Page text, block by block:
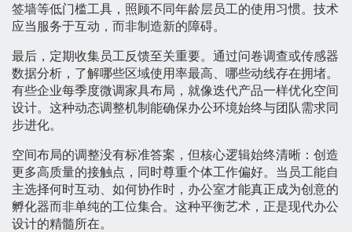
签墙等低门槛工具，照顾不同年龄层员工的使用习惯。技术
应当服务于互动，而非制造新的障碍。
最后，定期收集员工反馈至关重要。通过问卷调查或传感器
数据分析，了解哪些区域使用率最高、哪些动线存在拥堵。
有些企业每季度微调家具布局，就像迭代产品一样优化空间
设计。这种动态调整机制能确保办公环境始终与团队需求同
步进化。
空间布局的调整没有标准答案，但核心逻辑始终清晰：创造
更多高质量的接触点，同时尊重个体工作偏好。当员工能自
主选择何时互动、如何协作时，办公室才能真正成为创意的
孵化器而非单纯的工位集合。这种平衡艺术，正是现代办公
设计的精髓所在。